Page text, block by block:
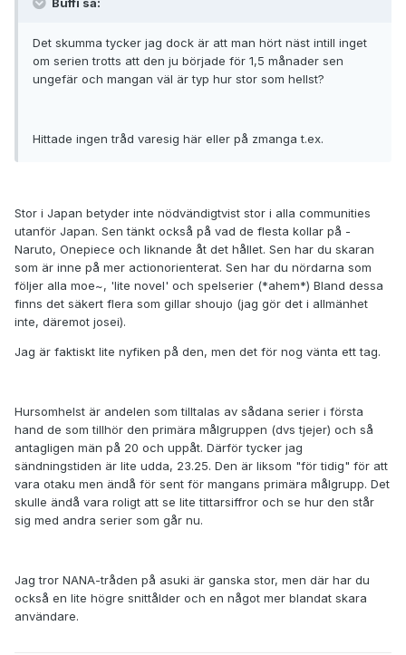
Buffi sa:
Det skumma tycker jag dock är att man hört näst intill inget
om serien trotts att den ju började för 1,5 månader sen
ungefär och mangan väl är typ hur stor som hellst?
Hittade ingen tråd varesig här eller på zmanga t.ex.
Stor i Japan betyder inte nödvändigtvist stor i alla communities
utanför Japan. Sen tänkt också på vad de flesta kollar på -
Naruto, Onepiece och liknande åt det hållet. Sen har du skaran
som är inne på mer actionorienterat. Sen har du nördarna som
följer alla moe~, 'lite novel' och spelserier (*ahem*) Bland dessa
finns det säkert flera som gillar shoujo (jag gör det i allmänhet
inte, däremot josei).
Jag är faktiskt lite nyfiken på den, men det för nog vänta ett tag.
Hursomhelst är andelen som tilltalas av sådana serier i första
hand de som tillhör den primära målgruppen (dvs tjejer) och så
antagligen män på 20 och uppåt. Därför tycker jag
sändningstiden är lite udda, 23.25. Den är liksom "för tidig" för att
vara otaku men ändå för sent för mangans primära målgrupp. Det
skulle ändå vara roligt att se lite tittarsiffror och se hur den står
sig med andra serier som går nu.
Jag tror NANA-tråden på asuki är ganska stor, men där har du
också en lite högre snittålder och en något mer blandat skara
användare.